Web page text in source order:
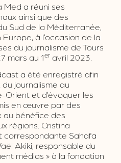
Med a réuni ses
ainsi que des
Sud de la Méditerranée,
à l’occasion de la
du journalisme de Tours
mars au 1eravril 2023.
a été enregistré afin
journalisme au
et d’évoquer les
en œuvre par des
au bénéfice des
régions. Cristina
correspondante Sahafa
Akiki, responsable du
médias » à la fondation